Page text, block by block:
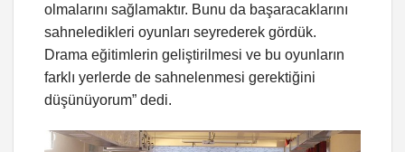
olmalarını sağlamaktır. Bunu da başaracaklarını
sahneledikleri oyunları seyrederek gördük.
Drama eğitimlerin geliştirilmesi ve bu oyunların
farklı yerlerde de sahnelenmesi gerektiğini
düşünüyorum” dedi.